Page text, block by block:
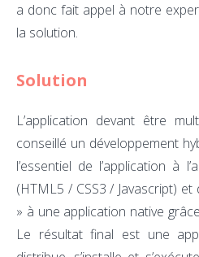
a donc fait appel à notre
la solution.
Solution
L’application devant être
conseillé un développement
l’essentiel de l’application à
(HTML5 / CSS3 / Javascript)
» à une application native
Le résultat final est une